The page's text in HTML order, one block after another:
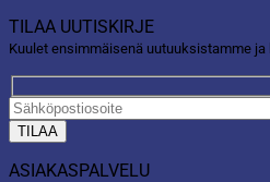
TILAA UUTISKIRJE
Kuulet ensimmäisenä uutuuksistamme
ASIAKASPALVELU